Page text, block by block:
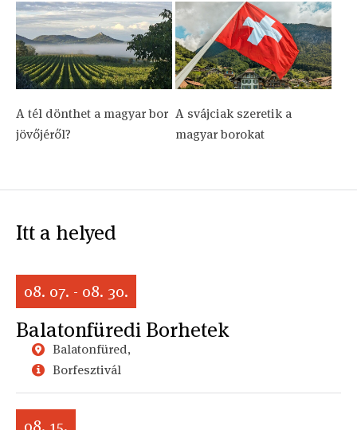
A tél dönthet a magyar bor
jövőjéről?
A svájciak szeretik a
magyar borokat
Itt a helyed
08. 07. - 08. 30.
Balatonfüredi Borhetek
Balatonfüred,
Borfesztivál